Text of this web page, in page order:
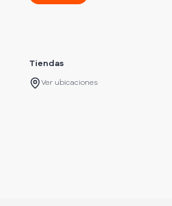
Tiendas
Ver ubicaciones